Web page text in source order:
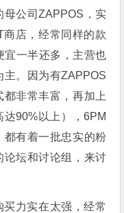
母公司ZAPPOS，实
商店，经常同样的款
宜一半还多，主营也
。因为有ZAPPOS
非常丰富，再加上
90%以上），6PM
都有着一批忠实的粉
论坛和讨论组，来讨
力实在太强，经常